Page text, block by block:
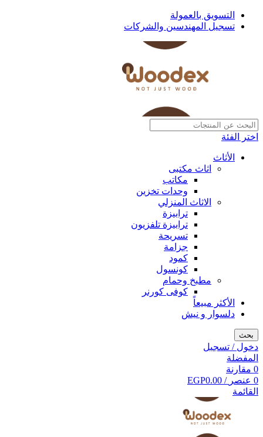
التسويق بالعمولة
تسجيل المهندسين والشركات
اختر الفئة
الأثاث
اثاث مكتبى
مكاتب
وحدات تخزين
الاثاث المنزلي
ترابيزة
ترابيزة تلفزيون
تسريحة
جزامة
كمود
كونسول
مطبخ وحمام
كوفى كورنر
الأكثر مبيعاً
دلسوار و نيش
بحث
دخول / تسجيل
المفضلة
0 مقارنة
0 عنصر /
EGP0.00
القائمة